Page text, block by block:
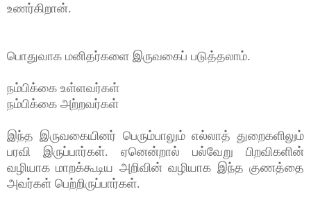
உணர்கிறான்.
பொதுவாக மனிதர்களை இருவகைப் படுத்தலாம்.
நம்பிக்கை உள்ளவர்கள்
நம்பிக்கை அற்றவர்கள்
இந்த இருவகையினர் பெரும்பாலும் எல்லாத் துறைகளிலும்
பரவி இருப்பார்கள். ஏனென்றால் பல்வேறு பிறவிகளின்
வழியாக மாறக்கூடிய அறிவின் வழியாக இந்த குணத்தை
அவர்கள் பெற்றிருப்பார்கள்.